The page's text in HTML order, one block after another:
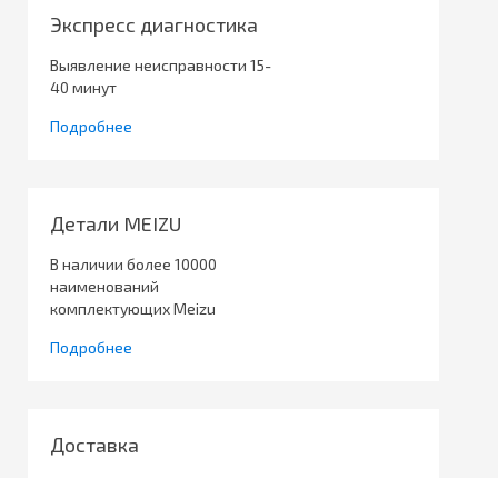
Экспресс диагностика
Выявление неисправности 15-
40 минут
Подробнее
Детали MEIZU
В наличии более 10000
наименований
комплектующих Meizu
Подробнее
Доставка